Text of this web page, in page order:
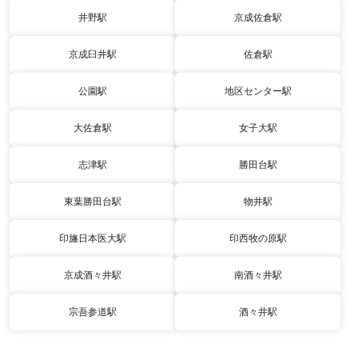
井野駅 京成佐倉駅
京成臼井駅 佐倉駅
公園駅 地区センター駅
大佐倉駅 女子大駅
志津駅 勝田台駅
東葉勝田台駅 物井駅
印旛日本医大駅 印西牧の原駅
京成酒々井駅 南酒々井駅
宗吾参道駅 酒々井駅